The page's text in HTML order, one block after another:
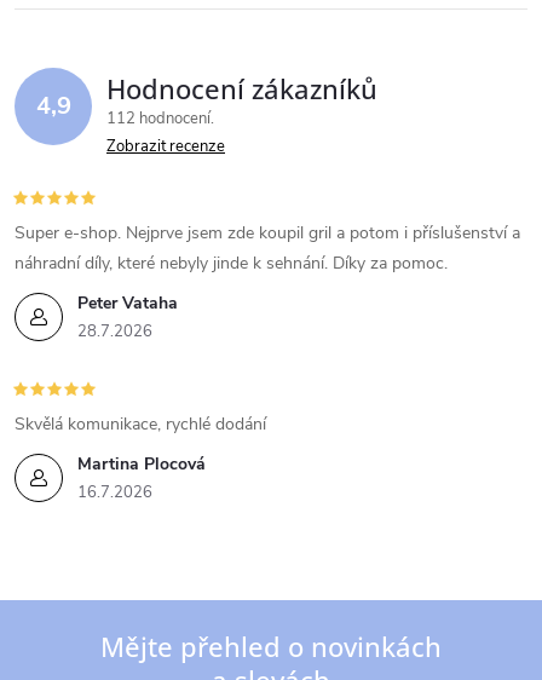
4,9 Hodnocení zákazníků
112 hodnocení
Zobrazit recenze
Peter Vataha
28.7.2026
Super e-shop. Nejprve jsem zde koupil gril a potom i příslušenství a
náhradní díly, které nebyly jinde k sehnání. Díky za pomoc.
Martina Plocová
16.7.2026
Skvělá komunikace, rychlé dodání
Mějte přehled o novinkách